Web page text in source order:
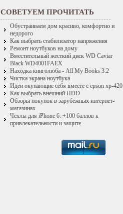
СОВЕТУЕМ ПРОЧИТАТЬ
Обустраиваем дом красиво, комфортно и
недорого
Как выбрать стабилизатор напряжения
Ремонт ноутбуков на дому
Вместительный жесткий диск WD Caviar
Black WD4001FAEX
Находка книголюба - All My Books 3.2
Чистка экрана ноутбука
Идеи окупающие себя вместе с epson xp-420
Как выбрать внешний HDD
Обзоры покупок в зарубежных интернет-
магазинах
Чехлы для iPhone 6: +100 баллов к
привлекательности и защите